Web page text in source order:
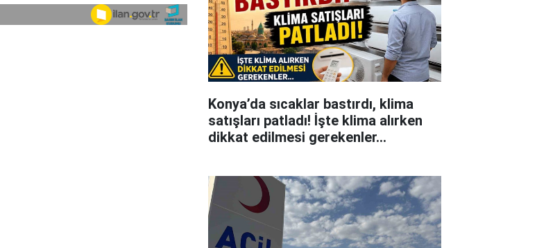
Konya’da sıcaklar bastırdı, klima
satışları patladı! İşte klima alırken
dikkat edilmesi gerekenler…